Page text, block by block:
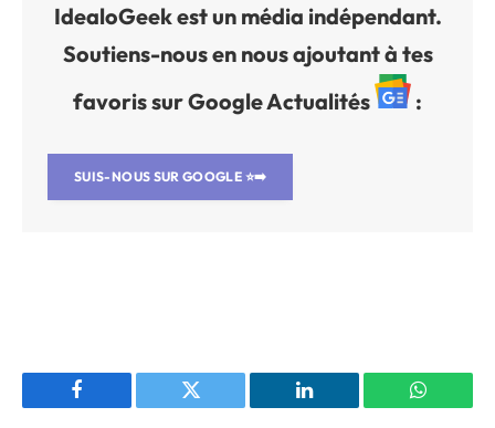
IdealoGeek est un média indépendant.
Soutiens-nous en nous ajoutant à tes
favoris sur Google Actualités
:
SUIS-NOUS SUR GOOGLE ⭐➡️
Facebook Twitter LinkedIn